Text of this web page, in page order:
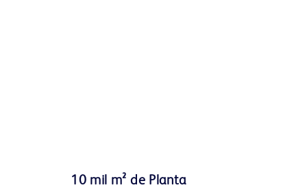
10 mil m² de Planta